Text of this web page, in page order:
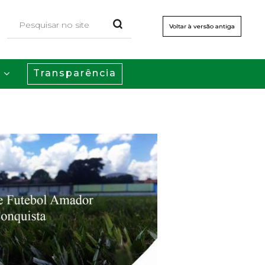
Voltar à versão antiga
Transparência